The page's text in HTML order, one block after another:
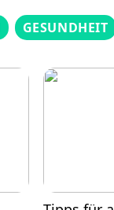
GESUNDHEIT